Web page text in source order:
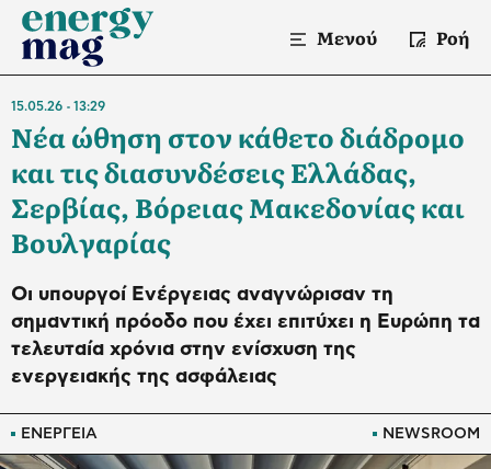
Μενού Ροή
ΕΝΕΡΓΕΙΑ NEWSROOM
15.05.26 13:29
Νέα ώθηση στον κάθετο διάδρομο
και τις διασυνδέσεις Ελλάδας,
Σερβίας, Βόρειας Μακεδονίας και
Βουλγαρίας
Οι υπουργοί Ενέργειας αναγνώρισαν τη
σημαντική πρόοδο που έχει επιτύχει η Ευρώπη τα
τελευταία χρόνια στην ενίσχυση της
ενεργειακής της ασφάλειας